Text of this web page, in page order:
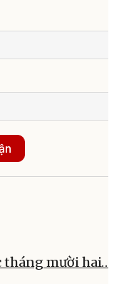
tháng mười hai…